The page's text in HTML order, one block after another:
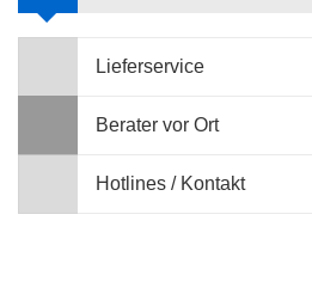
Lieferservice
Berater vor Ort
Hotlines / Kontakt